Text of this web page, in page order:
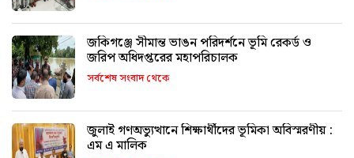
জকিগঞ্জে সীমান্ত ভাঙন পরিদর্শনে ভূমি রেকর্ড ও
জরিপ অধিদপ্তরের মহাপরিচালক
সর্বশেষ সংবাদ থেকে
জুলাই গণঅভ্যুত্থানে শিক্ষার্থীদের ভূমিকা অবিস্মরণীয় :
এম এ মালিক